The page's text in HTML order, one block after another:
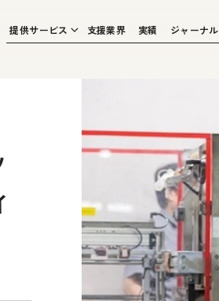
提供サービス 支援業界 実績 ジャーナル